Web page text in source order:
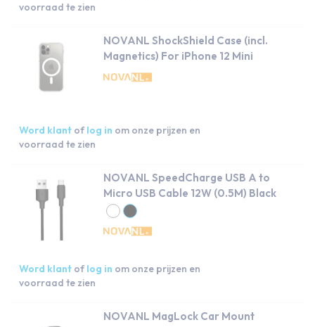
voorraad te zien
NOVANL ShockShield Case (incl.
Magnetics) For iPhone 12 Mini
Word klant of log in om onze prijzen en
voorraad te zien
NOVANL SpeedCharge USB A to
Micro USB Cable 12W (0.5M) Black
Word klant of log in om onze prijzen en
voorraad te zien
NOVANL MagLock Car Mount